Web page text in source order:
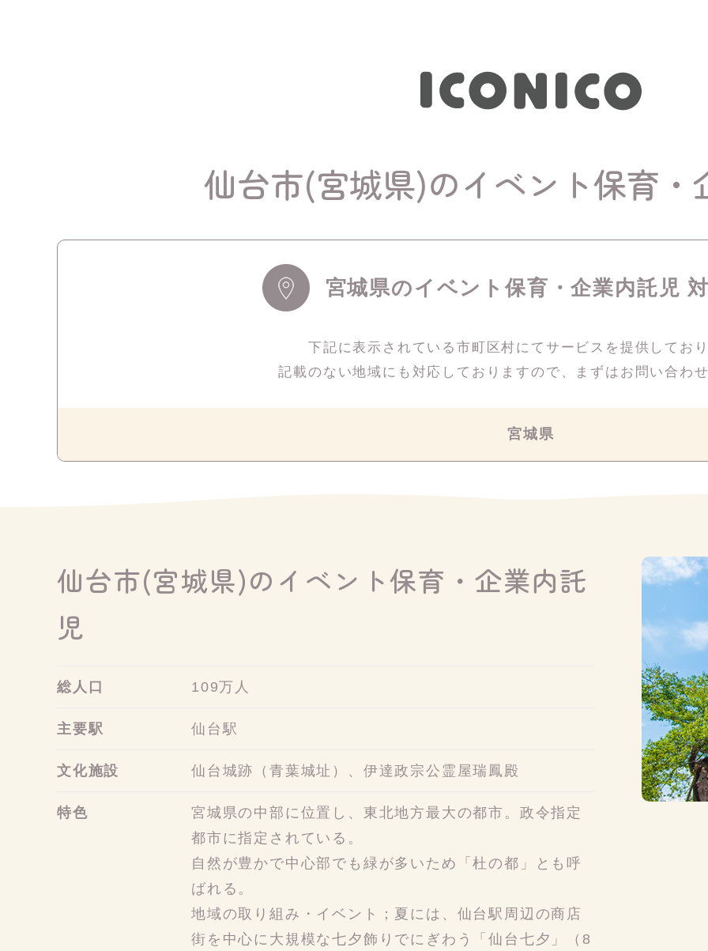
仙台市(宮城県)のイベント保育・
宮城県のイベント保育・企業内託児
下記に表示されている市町区村にてサービスを 提供してお
記載のない地域にも対応しておりますので、
まずはお問い合わ
宮城県
仙台市(宮城県)のイベント保育・企業内託
児
総人口 109万人
主要駅 仙台駅
文化施設 仙台城跡（青葉城址）、伊達政宗公霊屋瑞鳳殿
特色
宮城県の中部に位置し、東北地方最大の都市。政令指定
都市に指定されている。
自然が豊かで中心部でも緑が多いため「杜の都」とも呼
ばれる。
地域の取り組み・イベント；夏には、仙台駅周辺の商店
街を中心に大規模な七夕飾りでにぎわう「仙台七夕」（8